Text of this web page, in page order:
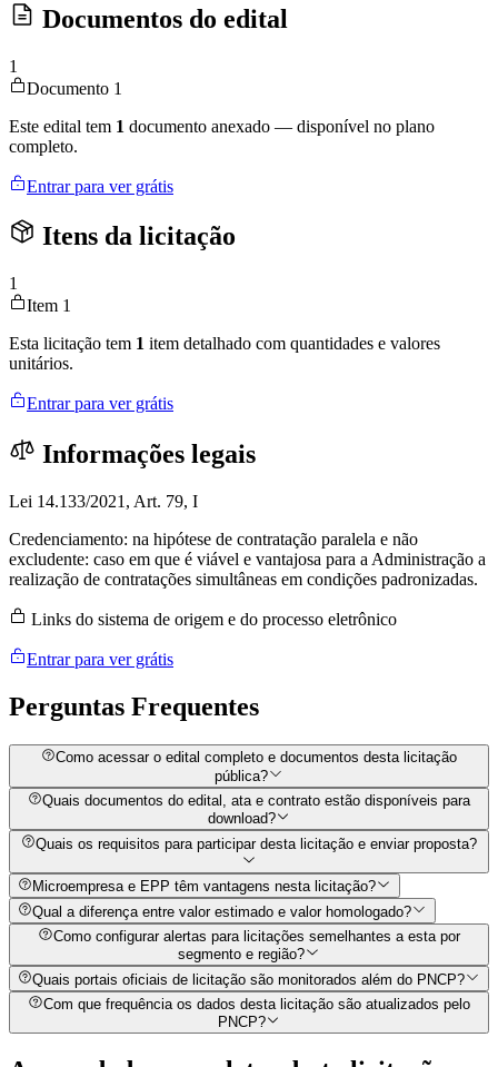
Documentos do edital
1
Documento 1
Este edital tem 1 documento anexado — disponível no plano
completo.
Entrar para ver grátis
Itens da licitação
1
Item 1
Esta licitação tem 1 item detalhado com quantidades e valores
unitários.
Entrar para ver grátis
Informações legais
Lei 14.133/2021, Art. 79, I
Credenciamento: na hipótese de contratação paralela e não
excludente: caso em que é viável e vantajosa para a Administração a
realização de contratações simultâneas em condições padronizadas.
Links do sistema de origem e do processo eletrônico
Entrar para ver grátis
Perguntas Frequentes
Como acessar o edital completo e documentos desta licitação
pública?
Quais documentos do edital, ata e contrato estão disponíveis para
download?
Quais os requisitos para participar desta licitação e enviar proposta?
Microempresa e EPP têm vantagens nesta licitação?
Qual a diferença entre valor estimado e valor homologado?
Como configurar alertas para licitações semelhantes a esta por
segmento e região?
Quais portais oficiais de licitação são monitorados além do PNCP?
Com que frequência os dados desta licitação são atualizados pelo
PNCP?